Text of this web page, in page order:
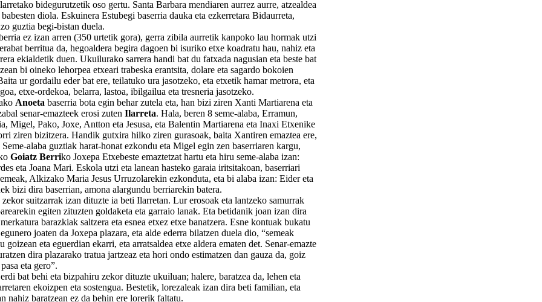
bidegurutzetik oso gertu. Santa Barbara mendiaren aurrez aurre, atzealdea
diola. Eskuinera Estubegi baserria dauka eta ezkerretara Bidaurreta,
guztia begi-bistan duela.
ez izan arren (350 urtetik gora), gerra zibila aurretik kanpoko lau hormak utzi
berritua da, hegoaldera begira dagoen bi isuriko etxe koadratu hau, nahiz eta
ekialdetik duen. Ukuilurako sarrera handi bat du fatxada nagusian eta beste bat
bi oineko lehorpea etxeari trabeska erantsita, dolare eta sagardo bokoien
ur gordailu eder bat ere, teilatuko ura jasotzeko, eta etxetik hamar metrora, eta
etxe-ordekoa, belarra, lastoa, ibilgailua eta tresneria jasotzeko.
Anoeta baserria bota egin behar zutela eta, han bizi ziren Xanti Martiarena eta
senar-emazteek erosi zuten Ilarreta. Hala, beren 8 seme-alaba, Erramun,
Migel, Pako, Joxe, Antton eta Jesusa, eta Balentin Martiarena eta Inaxi Etxenike
ziren bizitzera. Handik gutxira hilko ziren gurasoak, baita Xantiren emaztea ere,
alaba guztiak harat-honat ezkondu eta Migel egin zen baserriaren kargu,
Goiatz Berriko Joxepa Etxebeste emaztetzat hartu eta hiru seme-alaba izan:
eta Joana Mari. Eskola utzi eta lanean hasteko garaia iritsitakoan, baserriari
Alkizako Maria Jesus Urruzolarekin ezkonduta, eta bi alaba izan: Eider eta
bizi dira baserrian, amona alargundu berriarekin batera.
suitzarrak izan dituzte ia beti Ilarretan. Lur erosoak eta lantzeko samurrak
egiten zituzten goldaketa eta garraio lanak. Eta betidanik joan izan dira
barazkiak saltzera eta esnea etxez etxe banatzera. Esne kontuak bukatu
joaten da Joxepa plazara, eta alde ederra bilatzen duela dio, “semeak
goizean eta eguerdian ekarri, eta arratsaldea etxe aldera ematen det. Senar-emazte
dira plazarako tratua jartzeaz eta hori ondo estimatzen dan gauza da, goiz
eta gero”.
bat behi eta bizpahiru zekor dituzte ukuiluan; halere, baratzea da, lehen eta
ekoizpen eta sostengua. Bestetik, lorezaleak izan dira beti familian, eta
nahiz baratzean ez da behin ere lorerik faltatu.